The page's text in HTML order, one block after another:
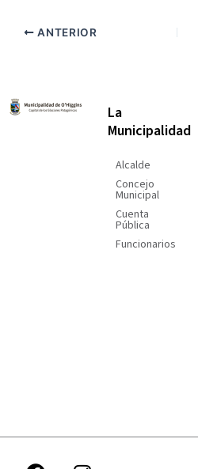
ANTERIOR
La
Municipalidad
Alcalde
Concejo
Municipal
Cuenta
Pública
Funcionarios
F I